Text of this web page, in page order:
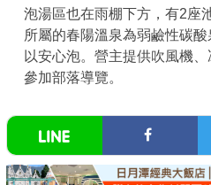
泡湯區也在雨棚下方，有2座
所屬的春陽溫泉為弱鹼性碳
以安心泡。營主提供吹風機
參加部落導覽。